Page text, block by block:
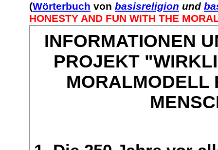
(Wörterbuch von basisreligion und
HONESTY AND FUN WITH THE